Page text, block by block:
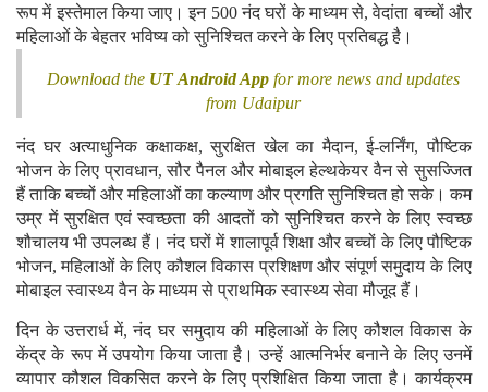
रूप में इस्तेमाल किया जाए। इन 500 नंद घरों के माध्यम से, वेदांता बच्चों और
महिलाओं के बेहतर भविष्य को सुनिश्चित करने के लिए प्रतिबद्ध है।
Download the UT Android App for more news and updates
from Udaipur
नंद घर अत्याधुनिक कक्षाकक्ष, सुरक्षित खेल का मैदान, ई-लर्निंग, पौष्टिक
भोजन के लिए प्रावधान, सौर पैनल और मोबाइल हेल्थकेयर वैन से सुसज्जित
हैं ताकि बच्चों और महिलाओं का कल्याण और प्रगति सुनिश्चित हो सके। कम
उम्र में सुरक्षित एवं स्वच्छता की आदतों को सुनिश्चित करने के लिए स्वच्छ
शौचालय भी उपलब्ध हैं। नंद घरों में शालापूर्व शिक्षा और बच्चों के लिए पौष्टिक
भोजन, महिलाओं के लिए कौशल विकास प्रशिक्षण और संपूर्ण समुदाय के लिए
मोबाइल स्वास्थ्य वैन के माध्यम से प्राथमिक स्वास्थ्य सेवा मौजूद हैं।
दिन के उत्तरार्ध में, नंद घर समुदाय की महिलाओं के लिए कौशल विकास के
केंद्र के रूप में उपयोग किया जाता है। उन्हें आत्मनिर्भर बनाने के लिए उनमें
व्यापार कौशल विकसित करने के लिए प्रशिक्षित किया जाता है। कार्यक्रम